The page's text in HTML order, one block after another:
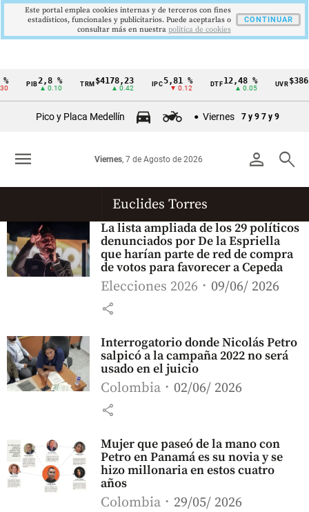
Cintillo
Colombia
PIB 2,8 %
▲ 0.10
TRM$4178,23
▲ 0.42
IPC5,81 %
▼ 0.12
DTF12,48 %
▲ 0.05
UVR
Pico y Placa Medellín Viernes 7 y 9 7 y 9
person search
Viernes, 7 de Agosto de 2026
menu
Euclides Torres
La lista ampliada de los 29 políticos
denunciados por De la Espriella
que harían parte de red de compra
de votos para favorecer a Cepeda
Elecciones 2026 09/06/ 2026
share
Interrogatorio donde Nicolás Petro
salpicó a la campaña 2022 no será
usado en el juicio
Colombia 02/06/ 2026
share
Mujer que paseó de la mano con
Petro en Panamá es su novia y se
hizo millonaria en estos cuatro
años
Colombia 29/05/ 2026
Este portal emplea cookies internas y de terceros con fines
estadísticos, funcionales y publicitarios. Puede aceptarlas o
consultar más en nuestra politica de cookies
CONTINUAR